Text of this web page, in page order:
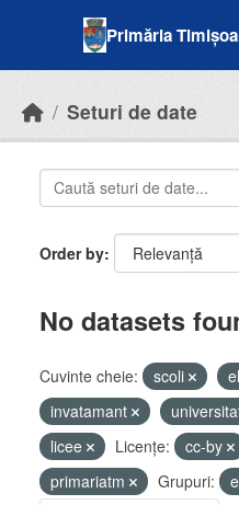
Primăria
Seturi de date
Order by
No datasets
Cuvinte cheie: scoli
invatamant
licee
Licenţe: cc-by
primariatm
Grupuri: